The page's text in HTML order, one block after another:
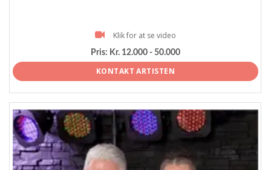
Klik for at se video
Pris: Kr. 12.000 - 50.000
KONTAKT ARTISTEN